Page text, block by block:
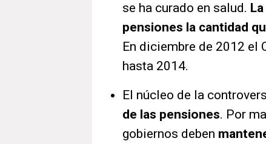
se ha curado en salud.
pensiones la cantidad
En diciembre de 2012 el
hasta 2014.
El núcleo de la
de las pensiones. Por
gobiernos deben